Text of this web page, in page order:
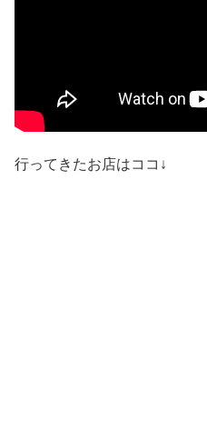
行ってきたお店はココ↓